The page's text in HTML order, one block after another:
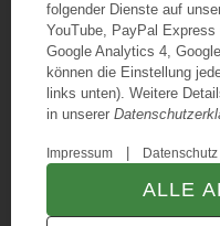
folgender Dienste auf
YouTube, PayPal
Google Analytics 4,
können die Einstellung
links unten). Weitere
in unserer
Impressum Datenschutz
ALLE